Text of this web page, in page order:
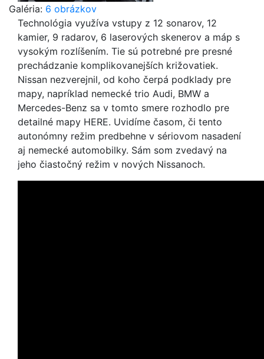
Galéria: 6 obrázkov
Technológia využíva vstupy z 12 sonarov, 12
kamier, 9 radarov, 6 laserových skenerov a máp s
vysokým rozlíšením. Tie sú potrebné pre presné
prechádzanie komplikovanejších križovatiek.
Nissan nezverejnil, od koho čerpá podklady pre
mapy, napríklad nemecké trio Audi, BMW a
Mercedes-Benz sa v tomto smere rozhodlo pre
detailné mapy HERE. Uvidíme časom, či tento
autonómny režim predbehne v sériovom nasadení
aj nemecké automobilky. Sám som zvedavý na
jeho čiastočný režim v nových Nissanoch.